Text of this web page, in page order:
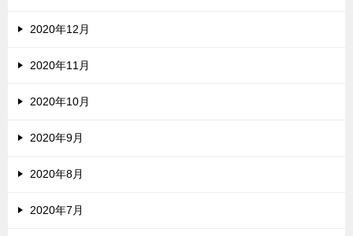
2020年12月
2020年11月
2020年10月
2020年9月
2020年8月
2020年7月